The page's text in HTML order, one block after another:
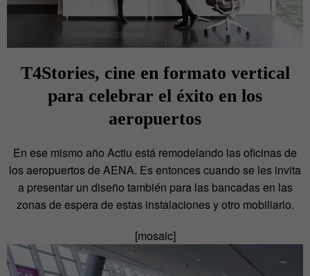
T4Stories, cine en formato vertical
para celebrar el éxito en los
aeropuertos
En ese mismo año Actiu está remodelando las oficinas de
los aeropuertos de AENA. Es entonces cuando se les invita
a presentar un diseño también para las bancadas en las
zonas de espera de estas instalaciones y otro mobiliario.
[mosaic]